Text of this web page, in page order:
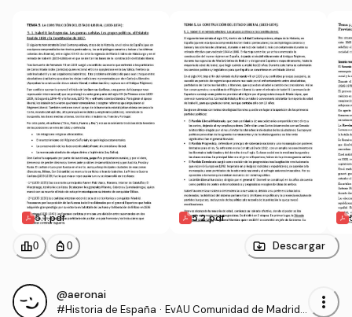
5.1.pdf 5.2.pdf
leaderboard0 personal_bag 0 Descargar
@aeronai
#Historia de España · EvAU Comunidad de Madrid -
more_vert